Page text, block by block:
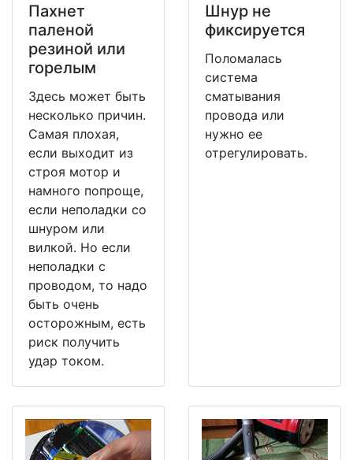
Пахнет
паленой
резиной или
горелым
Здесь может быть
несколько причин.
Самая плохая,
если выходит из
строя мотор и
намного попроще,
если неполадки со
шнуром или
вилкой. Но если
неполадки с
проводом, то надо
быть очень
осторожным, есть
риск получить
удар током.
Шнур не
фиксируется
Поломалась
система
сматывания
провода или
нужно ее
отрегулировать.